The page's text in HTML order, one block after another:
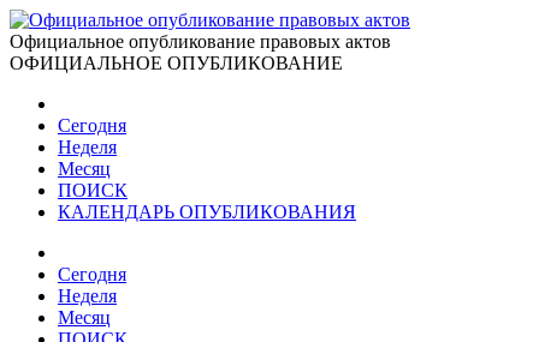
Официальное опубликование правовых актов
ОФИЦИАЛЬНОЕ ОПУБЛИКОВАНИЕ
Сегодня
Неделя
Месяц
ПОИСК
КАЛЕНДАРЬ ОПУБЛИКОВАНИЯ
Сегодня
Неделя
Месяц